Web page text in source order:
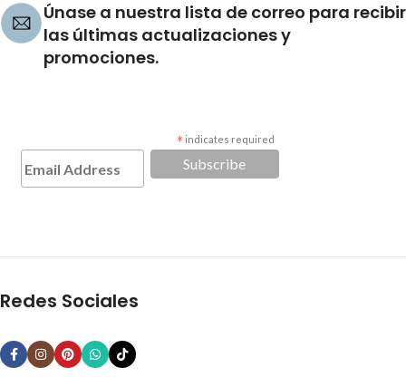
Únase a nuestra lista de correo para recibir
las últimas actualizaciones y
promociones.
* indicates required
Redes Sociales